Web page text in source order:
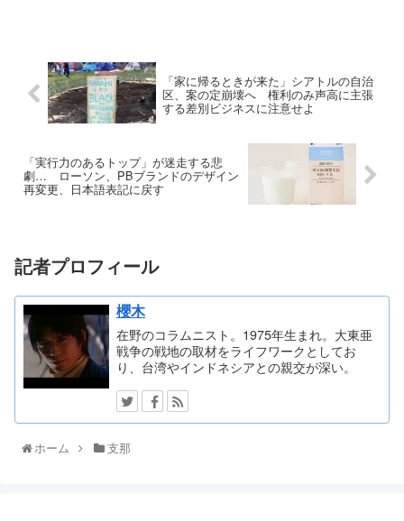
「家に帰るときが来た」シアトルの自治
区、案の定崩壊へ 権利のみ声高に主張
する差別ビジネスに注意せよ
「実行力のあるトップ」が迷走する悲
劇… ローソン、PBブランドのデザイン
再変更、日本語表記に戻す
記者プロフィール
櫻木
在野のコラムニスト。1975年生まれ。大東亜
戦争の戦地の取材をライフワークとしてお
り、台湾やインドネシアとの親交が深い。
ホーム 支那